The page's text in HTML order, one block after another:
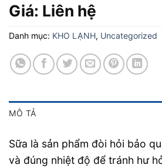
Giá: Liên hệ
Danh mục: KHO LẠNH, Uncategorized
MÔ TẢ
Sữa là sản phẩm đòi hỏi bảo
và đúng nhiệt độ để tránh hư